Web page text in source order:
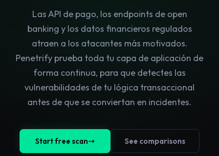
Las API de pago, los endpoints de open
banking y los datos financieros regulados
atraen a los atacantes más motivados.
Penetrify prueba toda tu capa de aplicación de
forma continua, para que detectes las
vulnerabilidades de tu lógica transaccional
antes de que se conviertan en incidentes.
Start free scan See comparisons